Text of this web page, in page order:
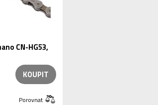
KOUPIT
Porovnat